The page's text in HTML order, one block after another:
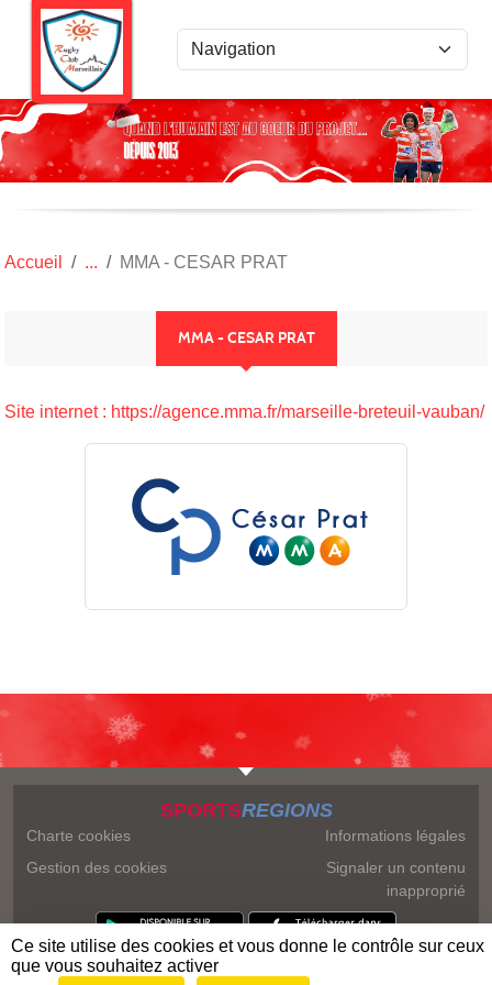
Accueil MMA - CESAR PRAT
MMA - CESAR PRAT
Site internet : https://agence.mma.fr/marseille-breteuil-vauban/
SPORTSREGIONS
Charte cookies
Gestion des cookies
Informations légales
Signaler un contenu
inapproprié
Panneau de gestion des cookies
Ce site utilise des cookies et vous donne le contrôle sur ceux
que vous souhaitez activer